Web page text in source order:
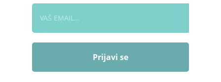
Prijavi se